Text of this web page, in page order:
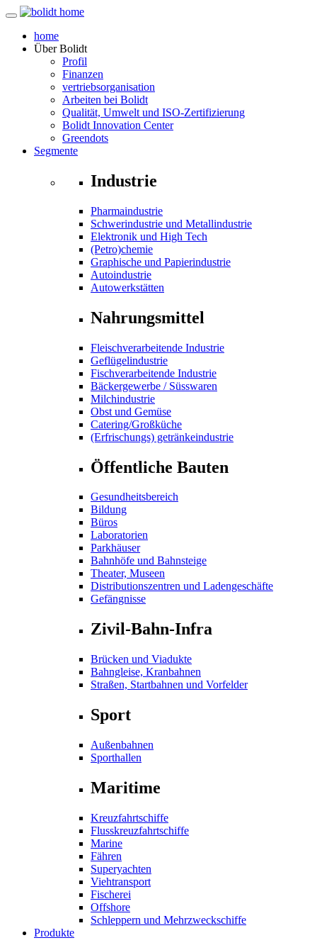
home
ÜberBolidt
Profil
Finanzen
vertriebsorganisation
Arbeiten bei Bolidt
Qualität, Umwelt und ISO-Zertifizierung
Bolidt Innovation Center
Greendots
Segmente
Industrie
Pharmaindustrie
Schwerindustrie und Metallindustrie
Elektronik und High Tech
(Petro)chemie
Graphische und Papierindustrie
Autoindustrie
Autowerkstätten
Nahrungsmittel
Fleischverarbeitende Industrie
Geflügelindustrie
Fischverarbeitende Industrie
Bäckergewerbe / Süsswaren
Milchindustrie
Obst und Gemüse
Catering/Großküche
(Erfrischungs) getränkeindustrie
Öffentliche Bauten
Gesundheitsbereich
Bildung
Büros
Laboratorien
Parkhäuser
Bahnhöfe und Bahnsteige
Theater, Museen
Distributionszentren und Ladengeschäfte
Gefängnisse
Zivil-Bahn-Infra
Brücken und Viadukte
Bahngleise, Kranbahnen
Straßen, Startbahnen und Vorfelder
Sport
Außenbahnen
Sporthallen
Maritime
Kreuzfahrtschiffe
Flusskreuzfahrtschiffe
Marine
Fähren
Superyachten
Viehtransport
Fischerei
Offshore
Schleppern und Mehrzweckschiffe
Produkte